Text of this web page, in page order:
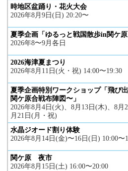
時地区盆踊り・花火大会
2026年8月9日(日) 20:20〜
夏季企画「ゆるっと戦国散歩in関ケ原
2026年8〜9月各日
2026海津夏まつり
2026年8月11日(火・祝) 14:00〜19:30
夏季企画特別ワークショップ「飛び
関ケ原合戦布陣図〜」
2026年8月4日(火)、8月13日(木)、8月
月21日(月・祝)
水晶ジオード割り体験
2026年8月14日(金)〜16日(日) 10:00〜
関ケ原 夜市
2026年8月15日(土) 16:00〜20:00